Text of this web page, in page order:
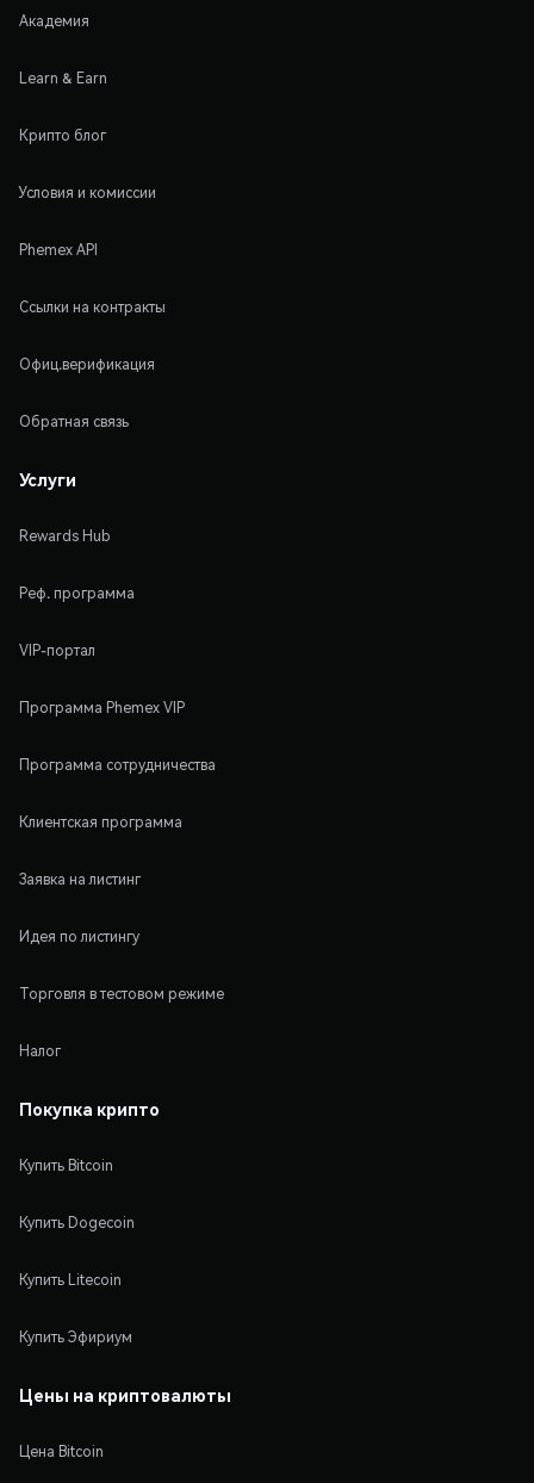
Академия
Learn & Earn
Крипто блог
Условия и комиссии
Phemex API
Ссылки на контракты
Офиц.верификация
Обратная связь
Услуги
Rewards Hub
Реф. программа
VIP-портал
Программа Phemex VIP
Программа сотрудничества
Клиентская программа
Заявка на листинг
Идея по листингу
Торговля в тестовом режиме
Налог
Покупка крипто
Купить Bitcoin
Купить Dogecoin
Купить Litecoin
Купить Эфириум
Цены на криптовалюты
Цена Bitcoin